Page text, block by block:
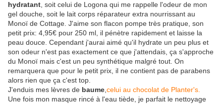
hydratant , soit celui de Logona qui me rappelle l'odeur de mon
gel douche, soit le lait corps réparateur extra nourrissant au
Monoï de Cottage. J'aime son flacon pompe très pratique, son
petit prix: 4,95€ pour 250 ml, il pénètre rapidement et laisse la
peau douce. Cependant j'aurai aimé qu'il hydrate un peu plus et
son odeur n'est pas exactement ce que j'attendais, ça s'approche
du Monoï mais c'est un peu synthétique malgré tout. On
remarquera que pour le petit prix, il ne contient pas de parabens
alors rien que ça c'est top.
J'enduis mes lèvres de baume celui au chocolat de Planter's.
Une fois mon masque rincé à l'eau tiède, je parfait le nettoyage